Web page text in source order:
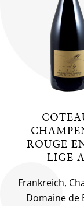
ROUGE
LIGE
Frankreich,
Domaine de